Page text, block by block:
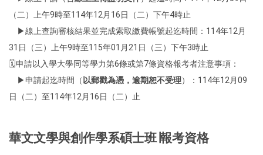
（二）上午9時至114年12月16日（二）下午4時止
▶線上查詢審核結果並完成索取繳費帳號起迄時間：114年12月
31日（三）上午9時至115年01月21日（三）下午3時止
🗓️申請以入學大學同等學力第6條或第7條資格報考者注意事項：
▶申請起迄時間（ 以郵戳為憑，逾期恕不受理）：114年12月09
日（二）至114年12月16日（二）止
華文文學與創作學系碩士班∣報考資格